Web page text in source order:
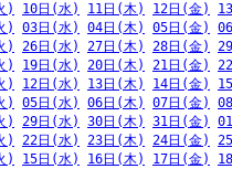
) 10日(水) 11日(木) 12日(金)
) 03日(水) 04日(木) 05日(金)
) 26日(水) 27日(木) 28日(金)
) 19日(水) 20日(木) 21日(金)
) 12日(水) 13日(木) 14日(金)
) 05日(水) 06日(木) 07日(金)
) 29日(水) 30日(木) 31日(金)
) 22日(水) 23日(木) 24日(金)
) 15日(水) 16日(木) 17日(金)